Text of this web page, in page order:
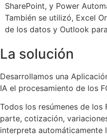
SharePoint, y Power
También se utilizó, Excel
de los datos y Outlook
La solución
Desarrollamos una
IA el procesamiento de los
Todos los resúmenes de los
parte, cotización,
interpreta automáticamente